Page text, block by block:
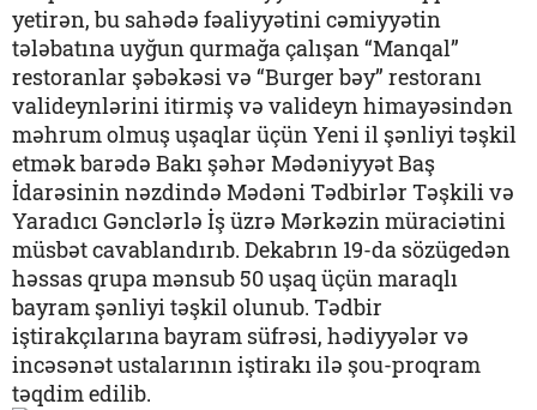
yetirən, bu sahədə fəaliyyətini cəmiyyətin
tələbatına uyğun qurmağa çalışan “Manqal”
restoranlar şəbəkəsi və “Burger bəy” restoranı
valideynlərini itirmiş və valideyn himayəsindən
məhrum olmuş uşaqlar üçün Yeni il şənliyi təşkil
etmək barədə Bakı şəhər Mədəniyyət Baş
İdarəsinin nəzdində Mədəni Tədbirlər Təşkili və
Yaradıcı Gənclərlə İş üzrə Mərkəzin müraciətini
müsbət cavablandırıb. Dekabrın 19-da sözügedən
həssas qrupa mənsub 50 uşaq üçün maraqlı
bayram şənliyi təşkil olunub. Tədbir
iştirakçılarına bayram süfrəsi, hədiyyələr və
incəsənət ustalarının iştirakı ilə şou-proqram
təqdim edilib.